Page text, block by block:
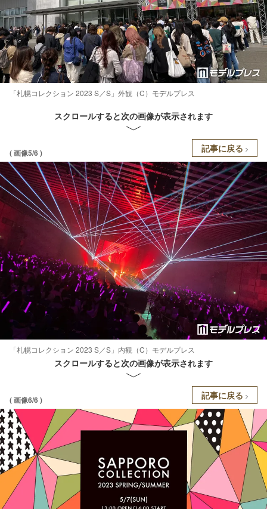
「札幌コレクション 2023 S／S」外観（C）モデルプレス
スクロールすると次の画像が表示されます
( 画像5/6 ) 記事に戻る
「札幌コレクション 2023 S／S」内観（C）モデルプレス
スクロールすると次の画像が表示されます
( 画像6/6 ) 記事に戻る